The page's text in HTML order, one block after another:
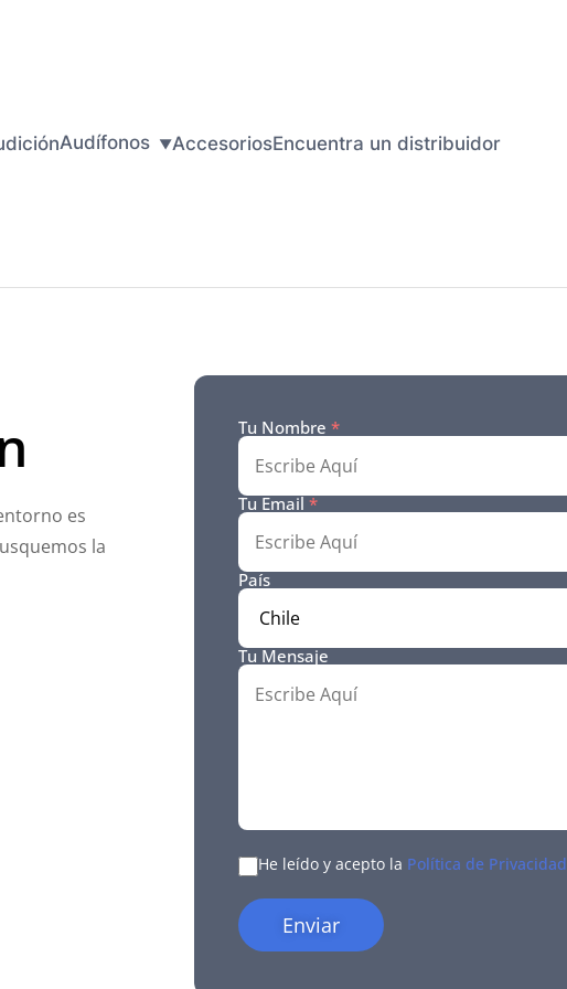
Audífonos AccesoriosEncuentra un distribuidor
es
la
Tu Nombre *
Tu Email *
País
Tu Mensaje
He leído y acepto la Política de Privacidad
Enviar